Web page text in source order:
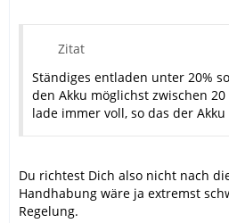
Zitat
Ständiges entladen unter 20%
den Akku möglichst zwischen
lade immer voll, so das der
Du richtest Dich also nicht nach
Handhabung wäre ja extremst
Regelung.